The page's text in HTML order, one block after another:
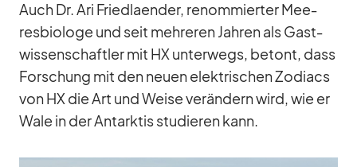
Auch Dr. Ari Fried­laen­der, re­nom­mier­ter Mee­
res­bio­loge und seit meh­re­ren Jah­ren als Gast­
wis­sen­schaft­ler mit HX un­ter­wegs, be­tont, dass
For­schung mit den neuen elek­tri­schen Zo­diacs
von HX die Art und Weise ver­än­dern wird, wie er
Wale in der Ant­ark­tis stu­die­ren kann.